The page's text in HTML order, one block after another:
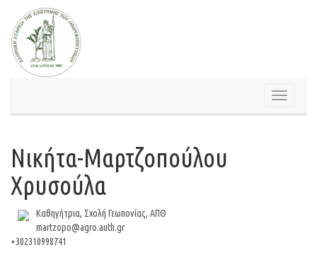
content
Toggle
Νικήτα-Μαρτζοπούλου
Χρυσούλα
Καθηγήτρια, Σχολή Γεωπονίας, ΑΠΘ
martzopo@agro.auth.gr
+302310998741